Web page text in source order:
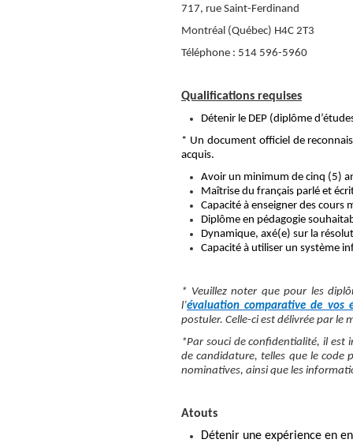
717, rue Saint-Ferdinand
Montréal (Québec) H4C 2T3
Téléphone : 514 596-5960
Qualifications requises
Détenir le DEP (diplôme
* Un document officiel de
acquis.
Avoir un minimum de cinq (5)
Maîtrise du français parlé et
Capacité à enseigner des cours
Diplôme en pédagogie
Dynamique, axé(e) sur la
Capacité à utiliser un système
* Veuillez noter que pour les
l’évaluation comparative de vos
postuler. Celle-ci est délivrée par
*Par souci de confidentialité, il est
de candidature, telles que le code
nominatives, ainsi que les
Atouts
Détenir une expérience en